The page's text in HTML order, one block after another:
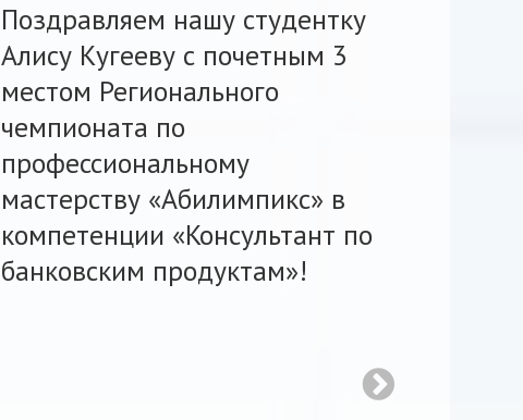
Поздравляем нашу студентку
Алису Кугееву с почетным 3
местом Регионального
чемпионата по
профессиональному
мастерству «Абилимпикс» в
компетенции «Консультант по
банковским продуктам»!